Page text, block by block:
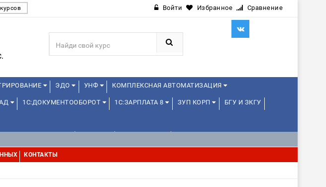
Войти Избранное Сравнение
ЭДО УНФ КОМПЛЕКСНАЯ АВТОМАТИЗАЦИЯ
1С:ДОКУМЕНТООБОРОТ 1С:ЗАРПЛАТА 8 ЗУП КОРП БГУ И ЗКГУ
КОНТАКТЫ